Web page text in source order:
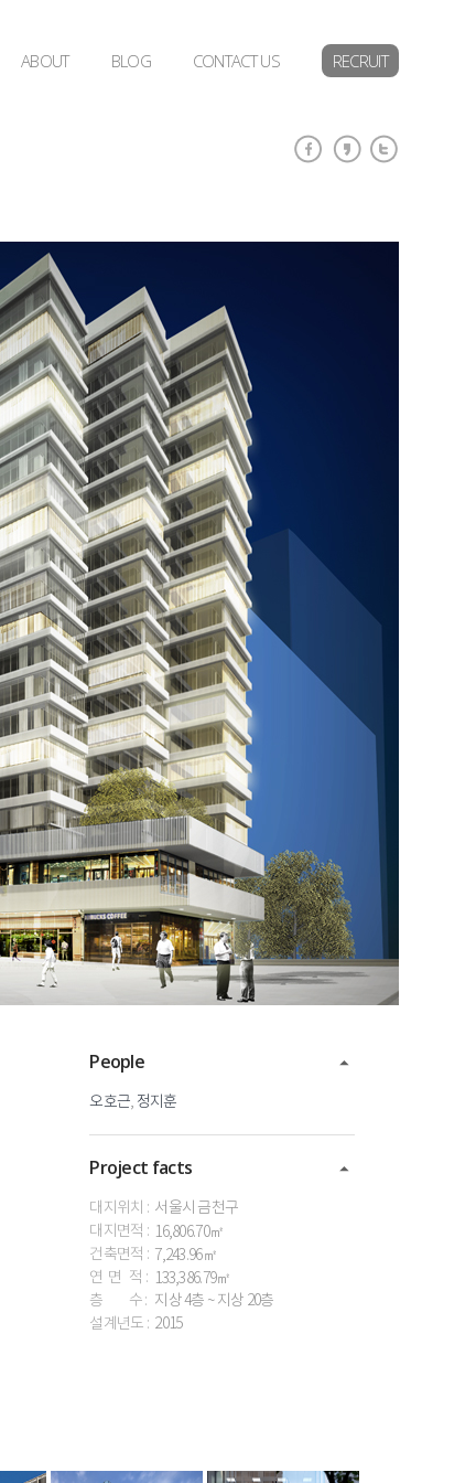
ABOUT BLOG CONTACT US RECRUIT
People
오호근, 정지훈
Project facts
대지위치 : 서울시 금천구
대지면적 : 16,806.70㎡
건축면적 : 7,243.96㎡
연 면 적 : 133,386.79㎡
층 수 : 지상4층 ~ 지상 20층
설계년도 : 2015